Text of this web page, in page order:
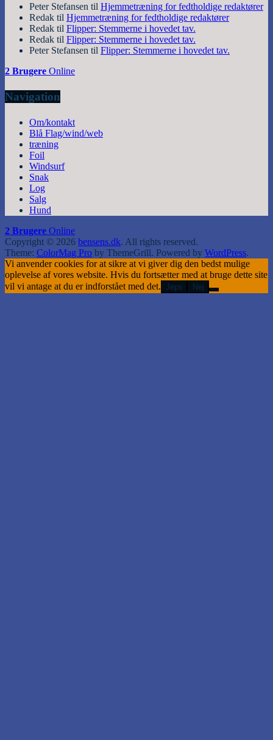
Peter Stefansen til Hjemmetræning for fedtholdige redaktører
Redak til Hjemmetræning for fedtholdige redaktører
Redak til Flipper: Stemmerne i hovedet tav.
Redak til Flipper: Stemmerne i hovedet tav.
Peter Stefansen til Flipper: Stemmerne i hovedet tav.
2 Brugere Online
Navigation
Om/kontakt
Blå Flag/wind/web
træning
Foil
Windsurf
Snak
Log
Salg
Hund
2 Brugere Online
Copyright © 2026 bensens.dk. All rights reserved.
Theme: ColorMag Pro by ThemeGrill. Powered by WordPress.
Vi anvender cookies for at sikre at vi giver dig den bedst mulige
oplevelse af vores website. Hvis du fortsætter med at bruge dette site
vil vi antage at du er indforstået med det. Jeps Nej